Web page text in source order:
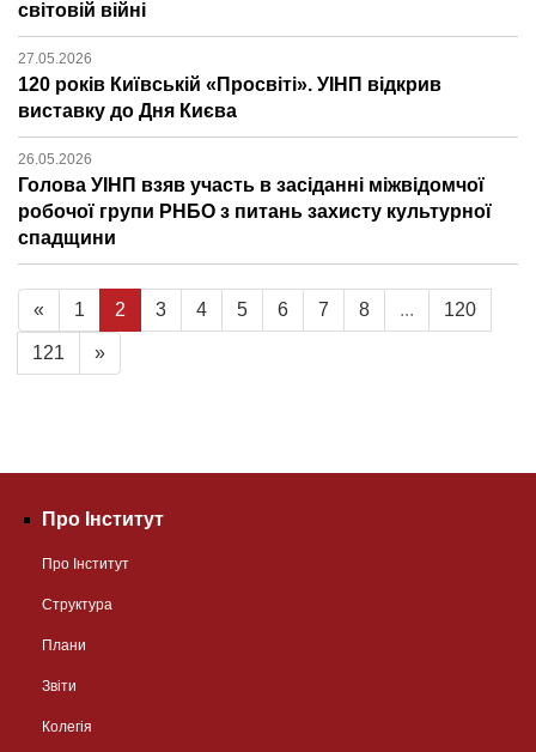
світовій війні
27.05.2026
120 років Київській «Просвіті». УІНП відкрив
виставку до Дня Києва
26.05.2026
Голова УІНП взяв участь в засіданні міжвідомчої
робочої групи РНБО з питань захисту культурної
спадщини
« 1 2 3 4 5 6 7 8 ... 120
121 »
Про Інститут
Про Інститут
Структура
Плани
Звіти
Колегія